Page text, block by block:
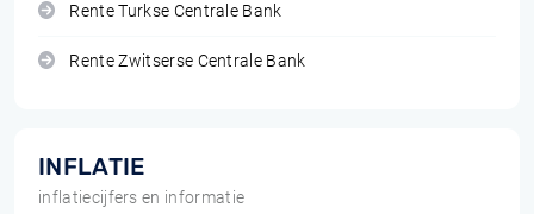
Rente Turkse Centrale Bank
Rente Zwitserse Centrale Bank
INFLATIE
inflatiecijfers en informatie